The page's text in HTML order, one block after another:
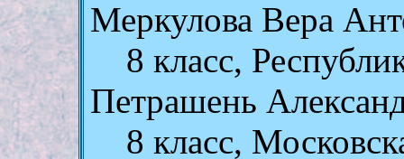
Меркулова Вера
8 класс,
Петрашень
8 класс,